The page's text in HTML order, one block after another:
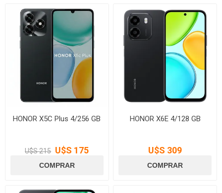
HONOR X5C Plus 4/256 GB
U$S 215 U$S 175
HONOR X6E 4/128 GB
U$S 309